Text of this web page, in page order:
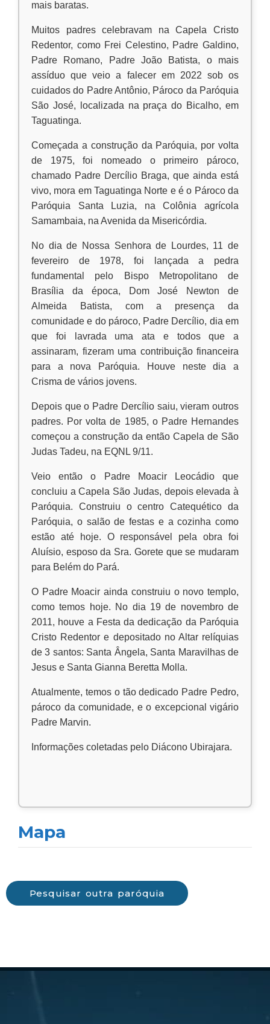
mais baratas.
Muitos padres celebravam na Capela Cristo
Redentor, como Frei Celestino, Padre Galdino,
Padre Romano, Padre João Batista, o mais
assíduo que veio a falecer em 2022 sob os
cuidados do Padre Antônio, Pároco da Paróquia
São José, localizada na praça do Bicalho, em
Taguatinga.
Começada a construção da Paróquia, por volta
de 1975, foi nomeado o primeiro pároco,
chamado Padre Dercílio Braga, que ainda está
vivo, mora em Taguatinga Norte e é o Pároco da
Paróquia Santa Luzia, na Colônia agrícola
Samambaia, na Avenida da Misericórdia.
No dia de Nossa Senhora de Lourdes, 11 de
fevereiro de 1978, foi lançada a pedra
fundamental pelo Bispo Metropolitano de
Brasília da época, Dom José Newton de
Almeida Batista, com a presença da
comunidade e do pároco, Padre Dercílio, dia em
que foi lavrada uma ata e todos que a
assinaram, fizeram uma contribuição financeira
para a nova Paróquia. Houve neste dia a
Crisma de vários jovens.
Depois que o Padre Dercílio saiu, vieram outros
padres. Por volta de 1985, o Padre Hernandes
começou a construção da então Capela de São
Judas Tadeu, na EQNL 9/11.
Veio então o Padre Moacir Leocádio que
concluiu a Capela São Judas, depois elevada à
Paróquia. Construiu o centro Catequético da
Paróquia, o salão de festas e a cozinha como
estão até hoje. O responsável pela obra foi
Aluísio, esposo da Sra. Gorete que se mudaram
para Belém do Pará.
O Padre Moacir ainda construiu o novo templo,
como temos hoje. No dia 19 de novembro de
2011, houve a Festa da dedicação da Paróquia
Cristo Redentor e depositado no Altar relíquias
de 3 santos: Santa Ângela, Santa Maravilhas de
Jesus e Santa Gianna Beretta Molla.
Atualmente, temos o tão dedicado Padre Pedro,
pároco da comunidade, e o excepcional vigário
Padre Marvin.
Informações coletadas pelo Diácono Ubirajara.
Mapa
Pesquisar outra paróquia